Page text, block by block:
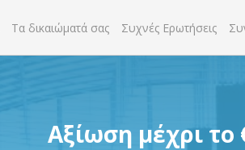
Τα δικαιώματά σας Συχνές Ερωτήσεις
Αξίωση μέχρι το